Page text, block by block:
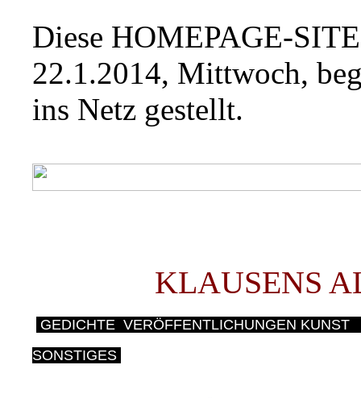
Diese HOMEPAGE-
22.1.2014, Mittwoch,
ins Netz gestellt.
KLAUSENS
GEDICHTE VERÖFFENTLICHUNGEN KUNST
SONSTIGES